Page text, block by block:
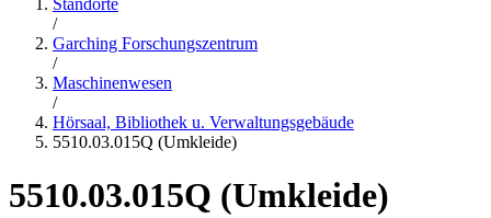
Standorte
/
Garching Forschungszentrum
/
Maschinenwesen
/
Hörsaal, Bibliothek u. Verwaltungsgebäude
5510.03.015Q (Umkleide)
5510.03.015Q (Umkleide)